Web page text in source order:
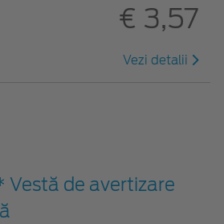
€ 3,57
Vezi detalii
Vestă de avertizare